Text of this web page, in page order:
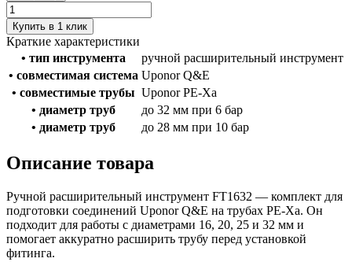
Купить в 1 клик
Краткие характеристики
• тип инструмента
ручной расширительный инструмент
• совместимая система Uponor Q&E
• совместимые трубы Uponor PE-Xa
• диаметр труб
до 32 мм при 6 бар
• диаметр труб
до 28 мм при 10 бар
Описание товара
Ручной расширительный инструмент FT1632 — комплект для
подготовки соединений Uponor Q&E на трубах PE-Xa. Он
подходит для работы с диаметрами 16, 20, 25 и 32 мм и
помогает аккуратно расширить трубу перед установкой
фитинга.